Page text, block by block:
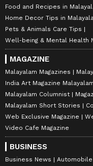
Food and Recipes in
Home Decor Tips in
Pets & Animals Care Tips
Well-being & Mental Health
MAGAZINE
Malayalam Magazines
India Art Magazine
Malayalam Columnist
Malayalam Short Stories
Web Exclusive Magazine
Video Cafe Magazine
BUSINESS
Business News Automobile